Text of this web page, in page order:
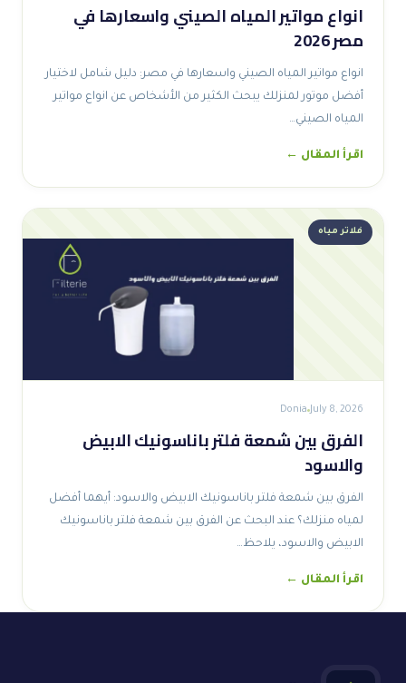
انواع مواتير المياه الصيني واسعارها في
مصر 2026
انواع مواتير المياه الصيني واسعارها في مصر: دليل شامل لاختيار
أفضل موتور لمنزلك يبحث الكثير من الأشخاص عن انواع مواتير
المياه الصيني…
اقرأ المقال ←
فلاتر مياه
July 8, 2026
Donia
الفرق بين شمعة فلتر باناسونيك الابيض
والاسود
الفرق بين شمعة فلتر باناسونيك الابيض والاسود: أيهما أفضل
لمياه منزلك؟ عند البحث عن الفرق بين شمعة فلتر باناسونيك
الابيض والاسود، يلاحظ…
اقرأ المقال ←